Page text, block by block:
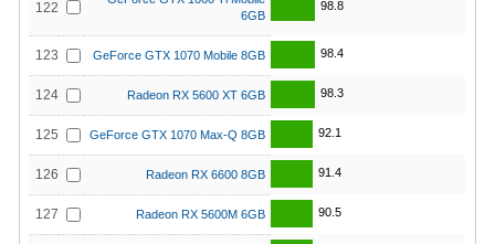
122
6GB
98.8
123 GeForce GTX 1070 Mobile 8GB 98.4
124 Radeon RX 5600 XT 6GB 98.3
125 GeForce GTX 1070 Max-Q 8GB 92.1
126 Radeon RX 6600 8GB 91.4
127 Radeon RX 5600M 6GB 90.5